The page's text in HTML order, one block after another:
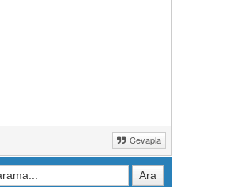
Cevapla